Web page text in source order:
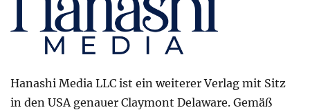
Hanashi Media LLC ist ein weiterer Verlag mit Sitz
in den USA genauer Claymont Delaware. Gemäß